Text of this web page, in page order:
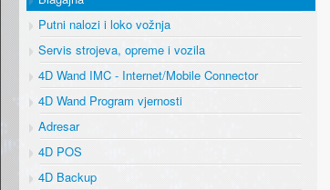
Putni nalozi i loko vožnja
Servis strojeva, opreme i vozila
4D Wand IMC - Internet/Mobile Connector
4D Wand Program vjernosti
Adresar
4D POS
4D Backup